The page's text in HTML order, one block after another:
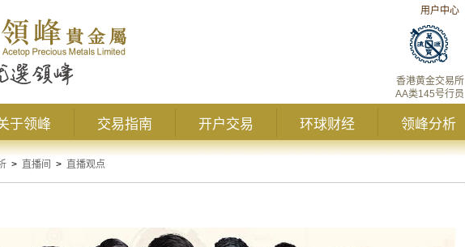
用户中心
香港黄金交易所
AA类145号行员
于领峰 交易指南 开户交易 环球财经 领峰分析
> 直播间 > 直播观点